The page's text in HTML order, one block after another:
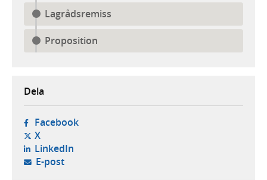
Lagrådsremiss
Proposition
Dela
Facebook- öppnas i ny flik, extern webbplats,
X- öppnas i ny flik, extern webbplats,
LinkedIn- öppnas i ny flik, extern webbplats,
E-post- öppnar din e-postklient,